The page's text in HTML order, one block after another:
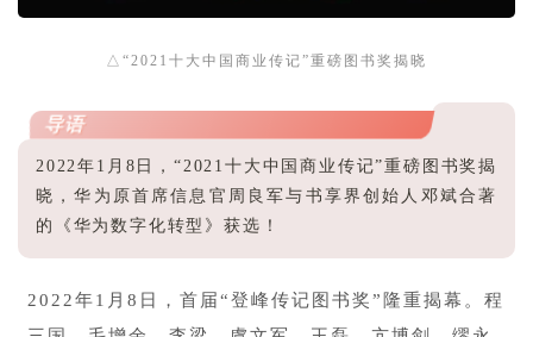
△“2021十大中国商业传记”重磅图书奖揭晓
导语
2022年1月8日，“2021十大中国商业传记”重磅图书奖揭
晓，华为原首席信息官周良军与书享界创始人邓斌合著
的《华为数字化转型》获选！
2022年1月8日，首届“登峰传记图书奖”隆重揭幕。程